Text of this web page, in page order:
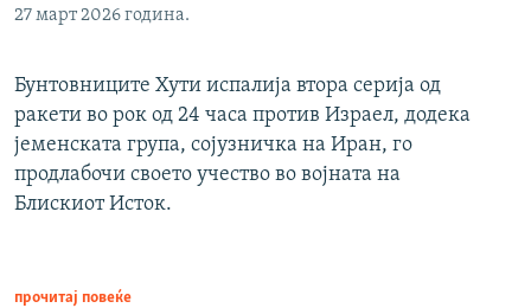
27 март 2026 година.
Бунтовниците Хути испалија втора серија од
ракети во рок од 24 часа против Израел, додека
јеменската група, сојузничка на Иран, го
продлабочи своето учество во војната на
Блискиот Исток.
прочитај повеќе